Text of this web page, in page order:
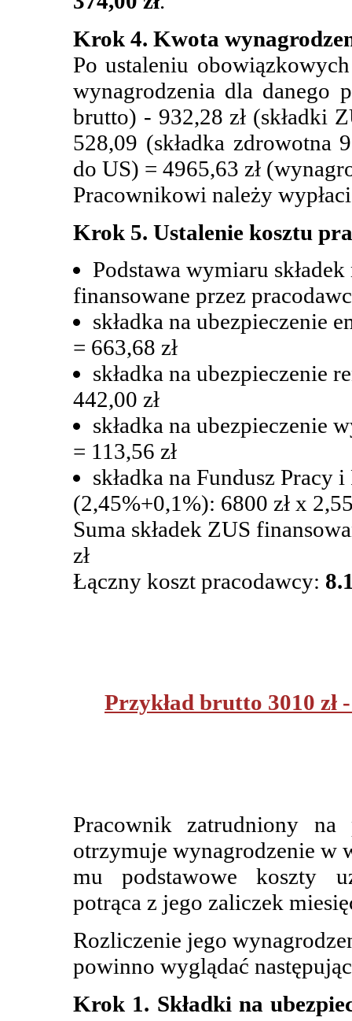
Krok 4. Kwota
Po ustaleniu
wynagrodzenia dla danego
brutto) - 932,28 zł (składki
528,09 (składka zdrowotna
do US) = 4965,63 zł
Pracownikowi należy
Krok 5. Ustalenie kosztu
Podstawa wymiaru składek
finansowane przez
składka na ubezpieczenie
= 663,68 zł
składka na ubezpieczenie
442,00 zł
składka na ubezpieczenie
= 113,56 zł
składka na Fundusz Pracy
(2,45%+0,1%): 6800 zł x
Suma składek ZUS
zł
Łączny koszt pracodawcy:
Przykład brutto 3010 zł
Pracownik zatrudniony
otrzymuje wynagrodzenie w
mu podstawowe koszty
potrąca z jego zaliczek
Rozliczenie jego
powinno wyglądać
Krok 1. Składki na